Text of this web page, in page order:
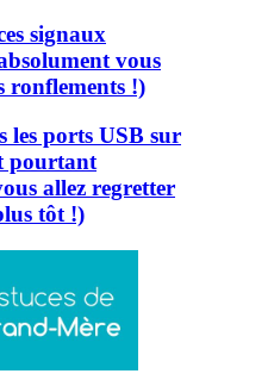
signaux
vous
ronflements !)
les ports USB sur
pourtant
allez regretter
tôt !)